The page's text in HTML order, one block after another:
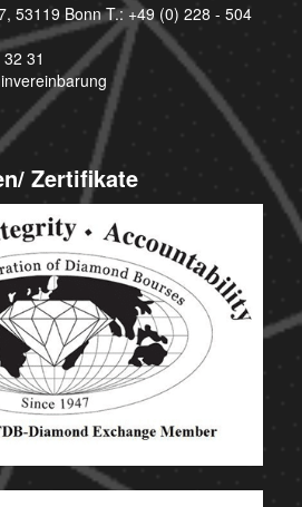
53119 Bonn T.:+49 (0) 228 - 504
31
Zertifikate